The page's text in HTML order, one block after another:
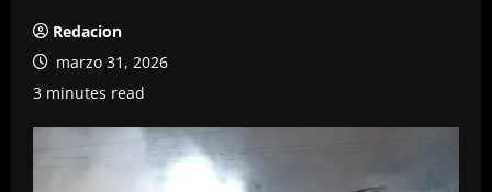
Redacion
marzo 31, 2026
3 minutes read